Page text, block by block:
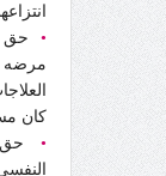
• حق
مرضه
كان
• حق